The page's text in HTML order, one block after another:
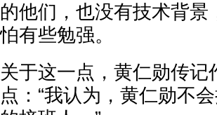
的他们，也没有技术背
怕有些勉强。
关于这一点，黄仁勋传记
点：“我认为，黄仁勋不